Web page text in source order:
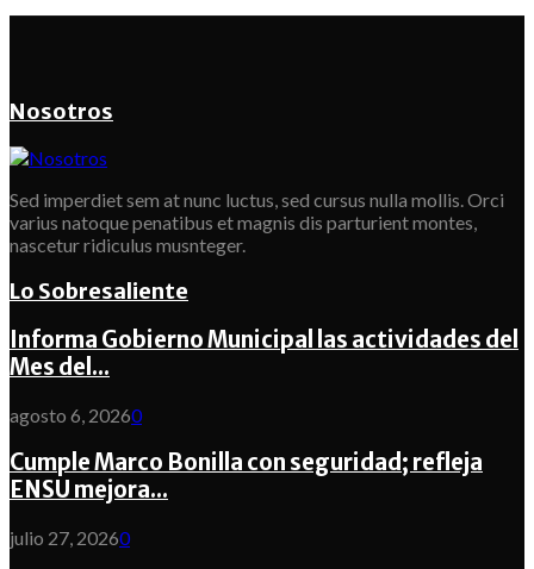
Nosotros
Sed imperdiet sem at nunc luctus, sed cursus nulla mollis. Orci
varius natoque penatibus et magnis dis parturient montes,
nascetur ridiculus musnteger.
Lo Sobresaliente
Informa Gobierno Municipal las actividades del
Mes del...
agosto 6, 20260
Cumple Marco Bonilla con seguridad; refleja
ENSU mejora...
julio 27, 20260